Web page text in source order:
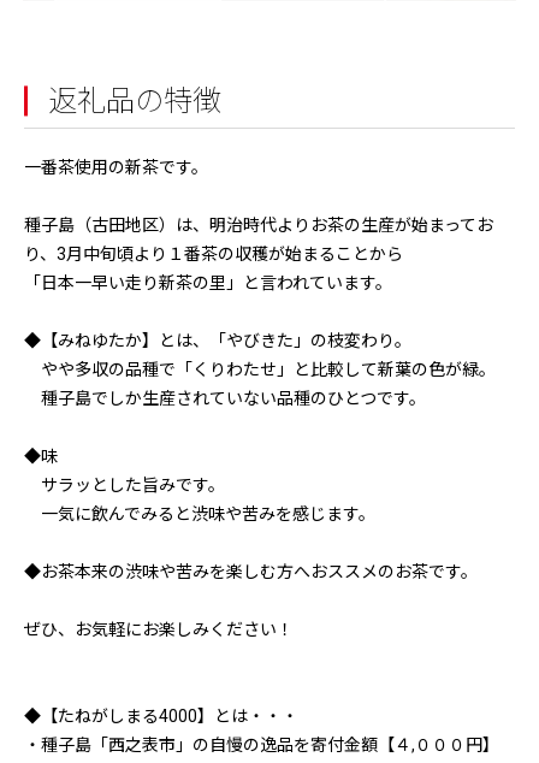
返礼品の特徴
一番茶使用の新茶です。
種子島（古田地区）は、明治時代よりお茶の生産が始まってお
り、3月中旬頃より１番茶の収穫が始まることから
「日本一早い走り新茶の里」と言われています。
◆【みねゆたか】とは、「やびきた」の枝変わり。
やや多収の品種で「くりわたせ」と比較して新葉の色が緑。
種子島でしか生産されていない品種のひとつです。
◆味
サラッとした旨みです。
一気に飲んでみると渋味や苦みを感じます。
◆お茶本来の渋味や苦みを楽しむ方へおススメのお茶です。
ぜひ、お気軽にお楽しみください！
◆【たねがしまる4000】とは・・・
・種子島「西之表市」の自慢の逸品を寄付金額【４,０００円】